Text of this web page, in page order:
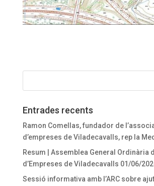
Entrades recents
Ramon Comellas, fundador de
d’empreses de Viladecavalls, rep la
Resum | Assemblea General Ordinària
d’Empreses de Viladecavalls 01/06/
Sessió informativa amb l’ARC sobre